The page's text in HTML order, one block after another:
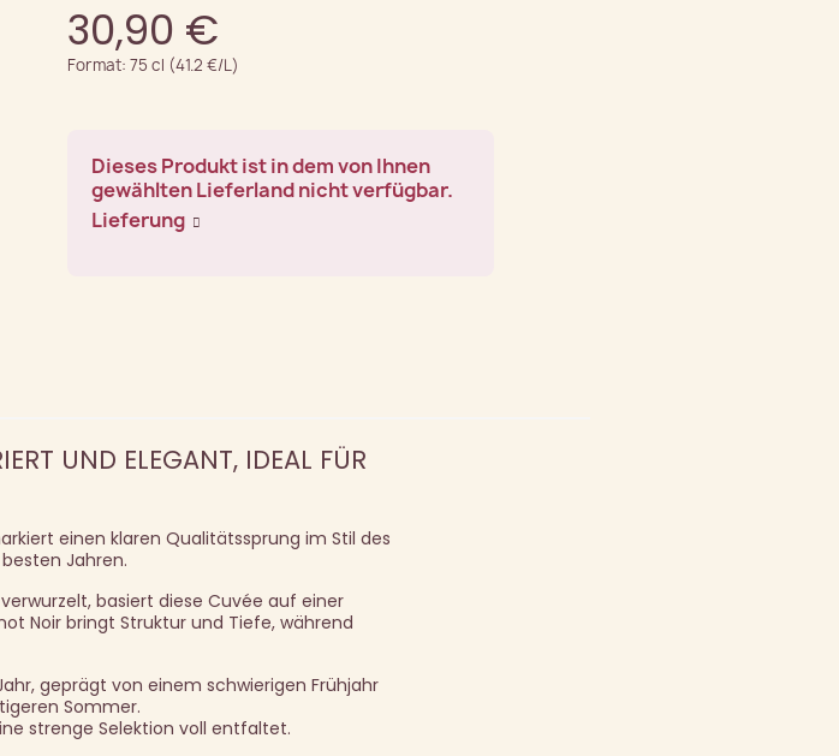
30,90 €
Format: 75 cl (41.2 €/L)
Dieses Produkt ist in dem von Ihnen
gewählten Lieferland nicht verfügbar.
Lieferung
UND ELEGANT, IDEAL FÜR
einen klaren Qualitätssprung im Stil des
Jahren.
basiert diese Cuvée auf einer
Noir bringt Struktur und Tiefe, während
geprägt von einem schwierigen Frühjahr
Sommer.
strenge Selektion voll entfaltet.